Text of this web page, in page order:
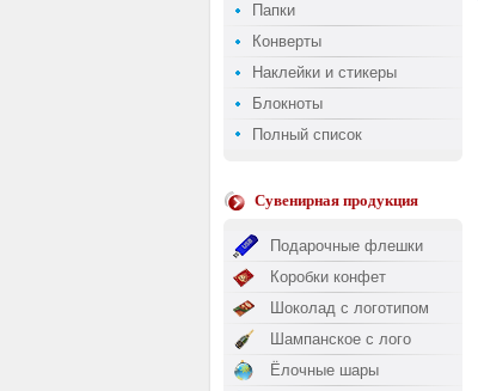
Папки
Конверты
Наклейки и стикеры
Блокноты
Полный список
Сувенирная продукция
Подарочные флешки
Коробки конфет
Шоколад с логотипом
Шампанское с лого
Ёлочные шары